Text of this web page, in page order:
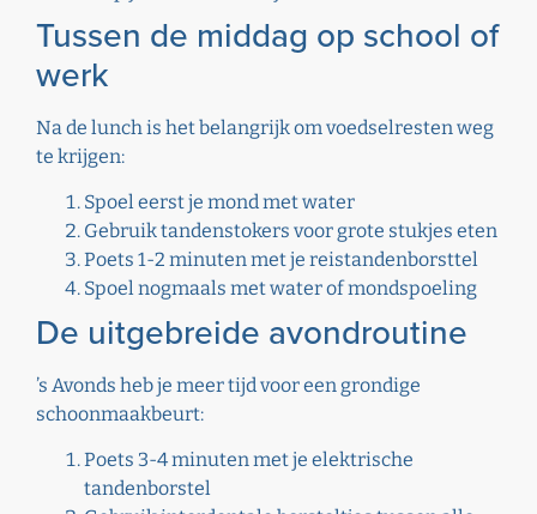
Tussen de middag op school of
werk
Na de lunch is het belangrijk om voedselresten weg
te krijgen:
Spoel eerst je mond met water
Gebruik tandenstokers voor grote stukjes eten
Poets 1-2 minuten met je reistandenborsttel
Spoel nogmaals met water of mondspoeling
De uitgebreide avondroutine
’s Avonds heb je meer tijd voor een grondige
schoonmaakbeurt:
Poets 3-4 minuten met je elektrische
tandenborstel